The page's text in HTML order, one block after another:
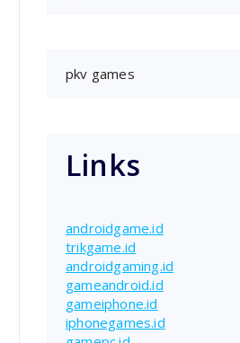
pkv games
Links
androidgame.id
trikgame.id
androidgaming.id
gameandroid.id
gameiphone.id
iphonegames.id